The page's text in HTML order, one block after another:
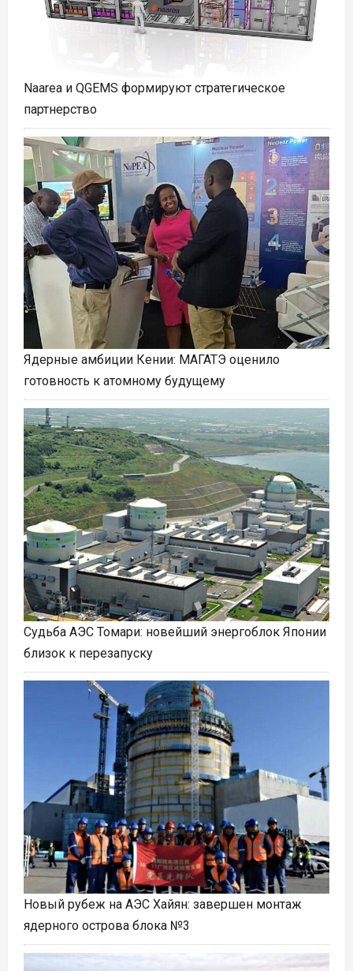
Naarea и QGEMS формируют стратегическое
партнерство
Ядерные амбиции Кении: МАГАТЭ оценило
готовность к атомному будущему
Судьба АЭС Томари: новейший энергоблок Японии
близок к перезапуску
Новый рубеж на АЭС Хайян: завершен монтаж
ядерного острова блока №3